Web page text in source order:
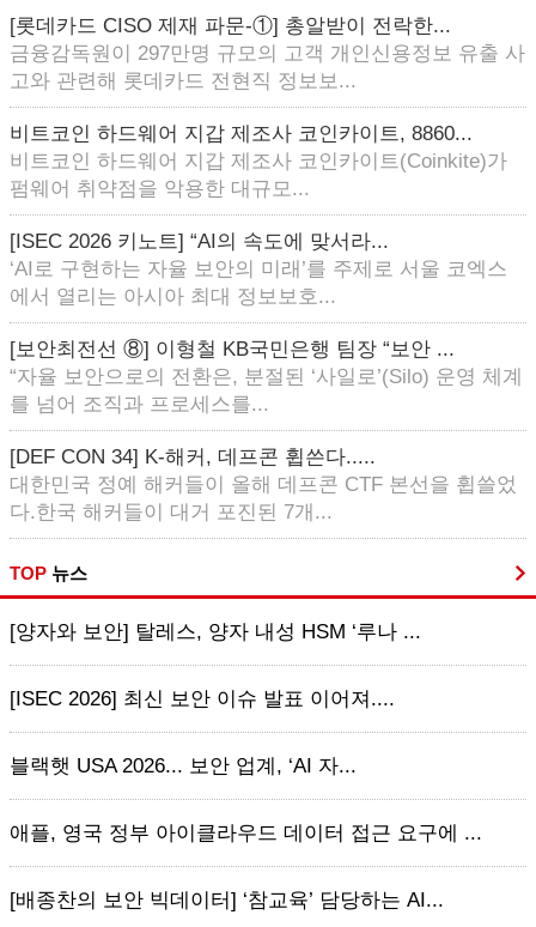
[롯데카드 CISO 제재 파문-①] 총알받이 전락한...
금융감독원이 297만명 규모의 고객 개인신용정보 유출 사
고와 관련해 롯데카드 전현직 정보보...
비트코인 하드웨어 지갑 제조사 코인카이트, 8860...
비트코인 하드웨어 지갑 제조사 코인카이트(Coinkite)가
펌웨어 취약점을 악용한 대규모...
[ISEC 2026 키노트] “AI의 속도에 맞서라...
‘AI로 구현하는 자율 보안의 미래’를 주제로 서울 코엑스
에서 열리는 아시아 최대 정보보호...
[보안최전선 ⑧] 이형철 KB국민은행 팀장 “보안 ...
“자율 보안으로의 전환은, 분절된 ‘사일로’(Silo) 운영 체계
를 넘어 조직과 프로세스를...
[DEF CON 34] K-해커, 데프콘 휩쓴다.....
대한민국 정예 해커들이 올해 데프콘 CTF 본선을 휩쓸었
다.한국 해커들이 대거 포진된 7개...
TOP 뉴스
[양자와 보안] 탈레스, 양자 내성 HSM ‘루나 ...
[ISEC 2026] 최신 보안 이슈 발표 이어져....
블랙햇 USA 2026... 보안 업계, ‘AI 자...
애플, 영국 정부 아이클라우드 데이터 접근 요구에 ...
[배종찬의 보안 빅데이터] ‘참교육’ 담당하는 AI...